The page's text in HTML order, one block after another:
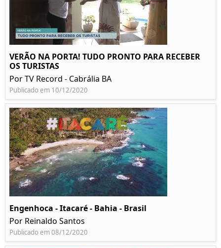
VERÃO NA PORTA! TUDO PRONTO PARA RECEBER
OS TURISTAS
Por TV Record - Cabrália BA
Publicado em 10/12/2020
Engenhoca - Itacaré - Bahia - Brasil
Por Reinaldo Santos
Publicado em 08/12/2020